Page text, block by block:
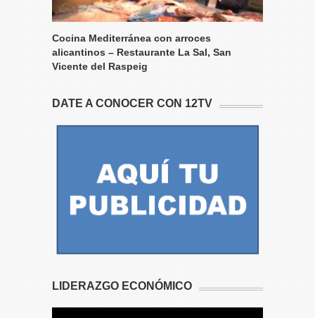
Cocina Mediterránea con arroces
alicantinos – Restaurante La Sal, San
Vicente del Raspeig
DATE A CONOCER CON 12TV
LIDERAZGO ECONÓMICO